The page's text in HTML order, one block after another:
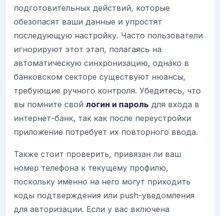
подготовительных действий, которые
обезопасят ваши данные и упростят
последующую настройку. Часто пользователи
игнорируют этот этап, полагаясь на
автоматическую синхронизацию, однако в
банковском секторе существуют нюансы,
требующие ручного контроля. Убедитесь, что
вы помните свой логин и пароль для входа в
интернет-банк, так как после переустройки
приложение потребует их повторного ввода.
Также стоит проверить, привязан ли ваш
номер телефона к текущему профилю,
поскольку именно на него могут приходить
коды подтверждения или push-уведомления
для авторизации. Если у вас включена